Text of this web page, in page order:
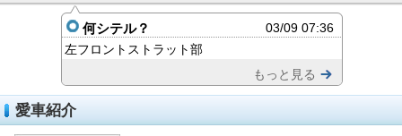
何シテル？
03/09 07:36
左フロントストラット部
もっと見る
愛車紹介